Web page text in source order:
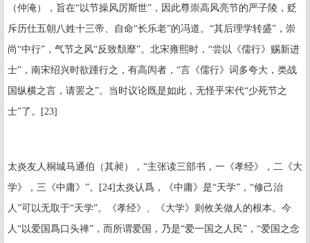
（仲淹），旨在“以节操风厉斯世”，因此尊崇高风亮节的严子陵，贬
斥历仕五朝八姓十三帝、自命“长乐老”的冯道。“其后理学转盛”，崇
尚“中行”，气节之风“反致頽靡”。北宋雍熙时，“尝以《儒行》赐新进
士”，南宋绍兴时欲踵行之，有高闶者，“言《儒行》词多夸大，类战
国纵横之言，请罢之”。当时议论既是如此，无怪乎宋代“少死节之
士”了。
[23]
太炎友人桐城马通伯（其昶），“主张读三部书，一《孝经》，二《大
学》，三《中庸》”。
[24] 太炎认爲，《中庸》是“天学”，“修己治
人”可以无取于“天学”。《孝经》、《大学》则攸关做人的根本。今
人“以爱国爲口头禅”，而所谓爱国，乃是“爱一国之人民”，“爱国之念